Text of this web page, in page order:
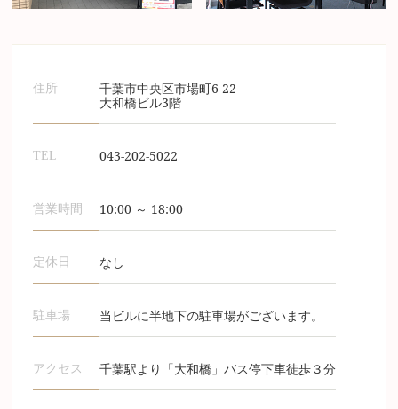
住所
千葉市中央区市場町6-22
大和橋ビル3階
TEL 043-202-5022
営業時間 10:00 ～ 18:00
定休日 なし
駐車場 当ビルに半地下の駐車場がございます。
アクセス 千葉駅より「大和橋」バス停下車徒歩３分